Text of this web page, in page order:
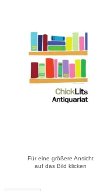
Für eine größere Ansicht
auf das Bild klicken